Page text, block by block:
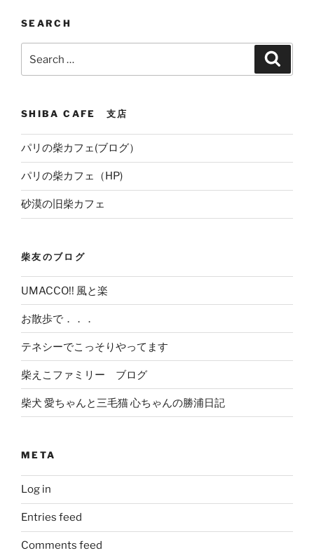
SEARCH
SHIBA CAFE 支店
パリの柴カフェ(ブログ）
パリの柴カフェ（HP)
砂漠の旧柴カフェ
柴友のブログ
UMACCO!! 風と楽
お散歩で．．．
テネシーでこっそりやってます
柴えこファミリー ブログ
柴犬 愛ちゃんと三毛猫 心ちゃんの勝浦日記
META
Log in
Entries feed
Comments feed